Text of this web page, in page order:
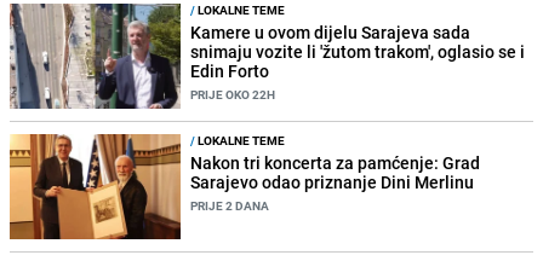
/LOKALNE TEME
Kamere u ovom dijelu Sarajeva sada
snimaju vozite li 'žutom trakom', oglasio se i
Edin Forto
PRIJE OKO 22H
/LOKALNE TEME
Nakon tri koncerta za pamćenje: Grad
Sarajevo odao priznanje Dini Merlinu
PRIJE 2 DANA